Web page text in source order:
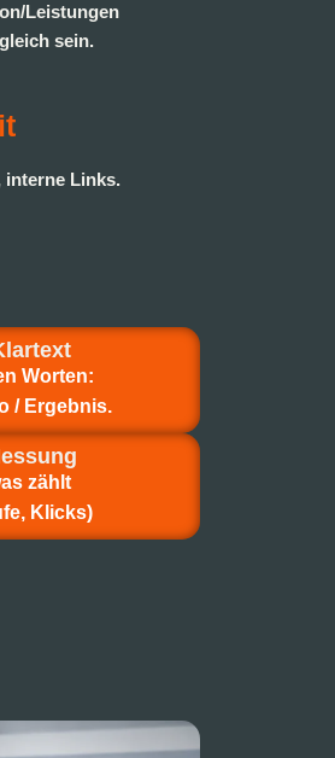
Leistungen
sein.
interne Links.
Worten:
/ Ergebnis.
zählt
Klicks)